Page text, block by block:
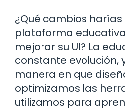
¿Qué cambios harías
plataforma
mejorar su UI? La
constante evolución,
manera en que
optimizamos las
utilizamos para